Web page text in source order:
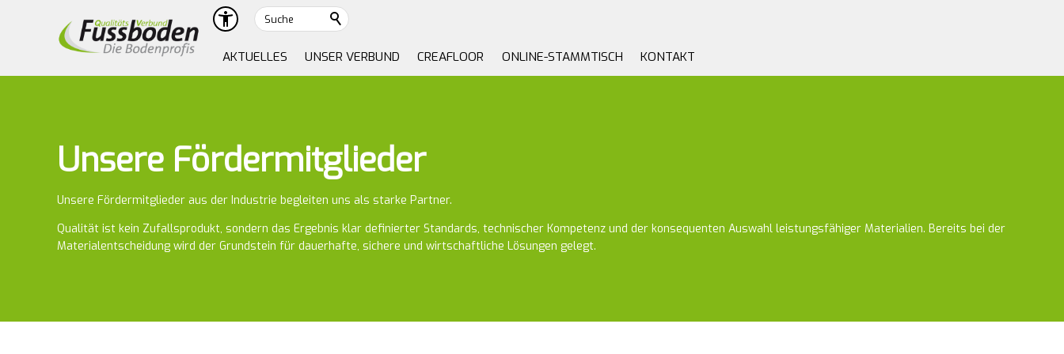
Suche
AKTUELLES UNSER VERBUND CREAFLOOR ONLINE-STAMMTISCH KONTAKT
Unsere Fördermitglieder
Unsere Fördermitglieder aus der Industrie begleiten uns als starke Partner.
Qualität ist kein Zufallsprodukt, sondern das Ergebnis klar definierter Standards, technischer Kompetenz und der konsequenten Auswahl leistungsfähiger Materialien. Bereits bei der
Materialentscheidung wird der Grundstein für dauerhafte, sichere und wirtschaftliche Lösungen gelegt.